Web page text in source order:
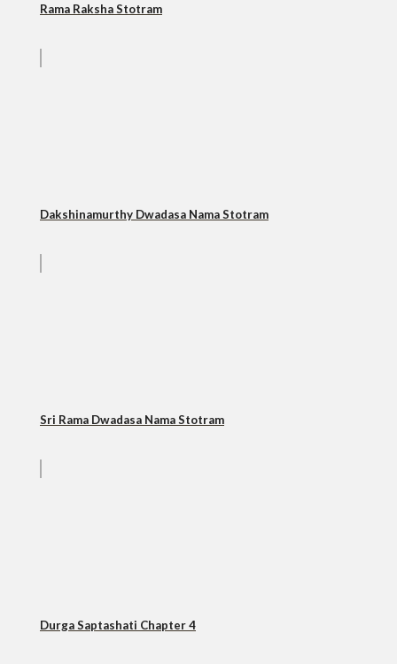
Rama Raksha Stotram
Dakshinamurthy Dwadasa Nama Stotram
Sri Rama Dwadasa Nama Stotram
Durga Saptashati Chapter 4